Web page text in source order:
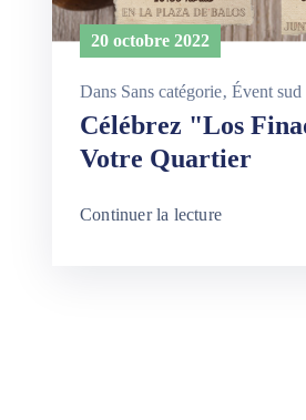
20 octobre 2022
Dans Sans catégorie‚ Évent sud
Célébrez "Los
Votre Quartier
Continuer la lecture